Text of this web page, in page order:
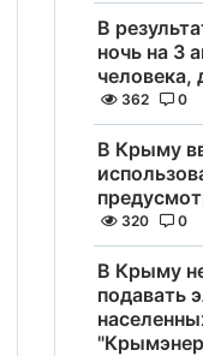
В
ночь на 3
человека,
362 0
В Крыму
320 0
В Крыму
подавать